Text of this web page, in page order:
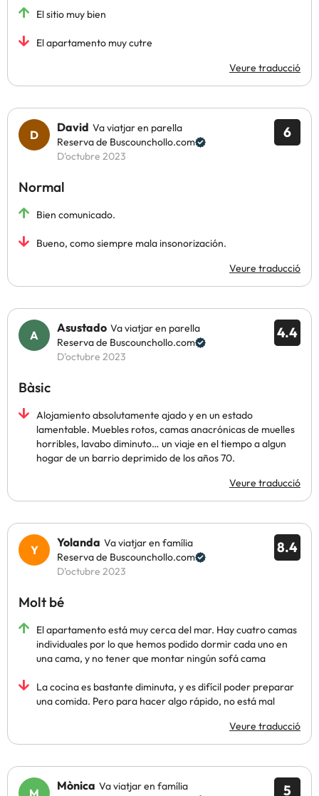
El sitio muy bien
El apartamento muy cutre
Veure traducció
6
David Va viatjar en parella
Reserva de Buscounchollo.com
D’octubre 2023
Normal
Bien comunicado.
Bueno, como siempre mala insonorización.
Veure traducció
4.4
Asustado Va viatjar en parella
Reserva de Buscounchollo.com
D’octubre 2023
Bàsic
Alojamiento absolutamente ajado y en un estado
lamentable. Muebles rotos, camas anacrónicas de muelles
horribles, lavabo diminuto… un viaje en el tiempo a algun
hogar de un barrio deprimido de los años 70.
Veure traducció
8.4
Yolanda Va viatjar en família
Reserva de Buscounchollo.com
D’octubre 2023
Molt bé
El apartamento está muy cerca del mar. Hay cuatro camas
individuales por lo que hemos podido dormir cada uno en
una cama, y no tener que montar ningún sofá cama
La cocina es bastante diminuta, y es difícil poder preparar
una comida. Pero para hacer algo rápido, no está mal
Veure traducció
5
Mònica Va viatjar en família